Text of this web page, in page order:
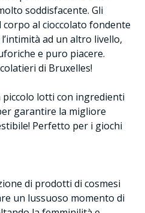
soddisfacente. Gli
al cioccolato fondente
ad un altro livello,
e puro piacere.
di Bruxelles!
piccolo lotti con ingredienti
garantire la migliore
Perfetto per i giochi
di prodotti di cosmesi
un lussuoso momento di